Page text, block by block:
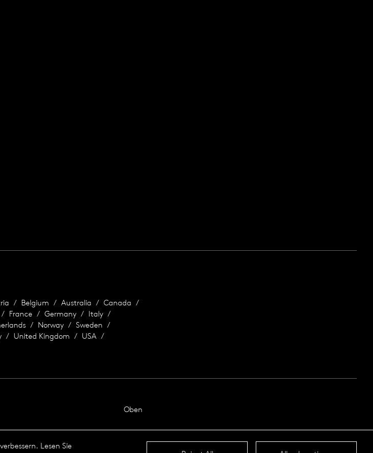
Belgium Australia
Canada
France Germany
Italy
Norway
Sweden
United Kingdom
USA
Oben
Lesen Sie